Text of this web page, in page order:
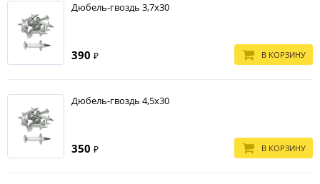
Дюбель-гвоздь 3,7х30
390 ₽ В КОРЗИНУ
Дюбель-гвоздь 4,5х30
350 ₽ В КОРЗИНУ